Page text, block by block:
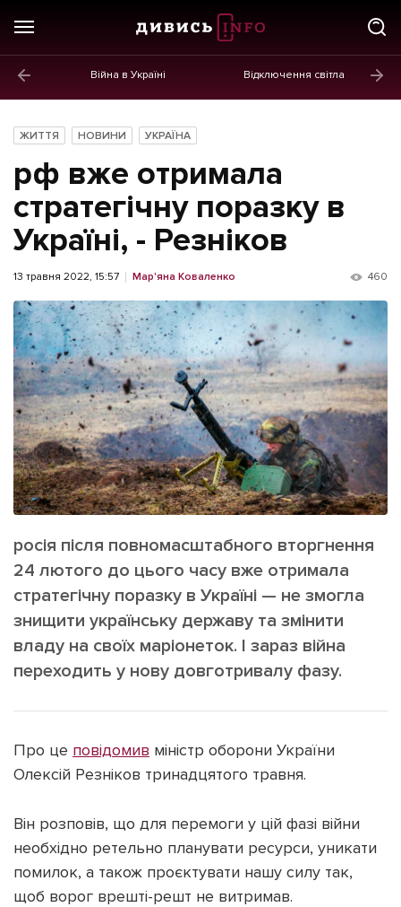
Війна в Україні Відключення світла
Новини
Політика
Економіка
Бізнес
Життя
Культура
Афіша
ІНШЕ
Інтерв'ю
Картки
Репортаж
Погляди
Ініціативи
Лонгріди
Прес-релізи
Фото/Відео
Made in Lviv
[email protected] Реклама на сайті
Політика конфіденційності
ЖИТТЯ НОВИНИ УКРАЇНА
рф вже отримала
стратегічну поразку в
Україні, - Резніков
13 травня 2022, 15:57 Мар'яна Коваленко 460
росія після повномасштабного вторгнення
24 лютого до цього часу вже отримала
стратегічну поразку в Україні — не змогла
знищити українську державу та змінити
владу на своїх маріонеток. І зараз війна
переходить у нову довготривалу фазу.
Про це повідомив міністр оборони України
Олексій Резніков тринадцятого травня.
Він розповів, що для перемоги у цій фазі війни
необхідно ретельно планувати ресурси, уникати
помилок, а також проєктувати нашу силу так,
щоб ворог врешті-решт не витримав.